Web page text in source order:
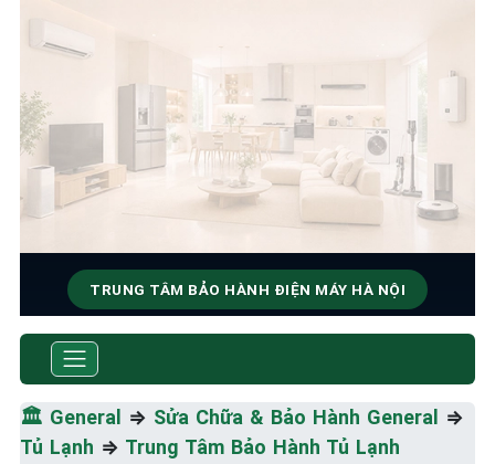
TRUNG TÂM BẢO HÀNH ĐIỆN MÁY HÀ NỘI
SỬA CHỮA & BẢO HÀNH
GENERAL
Tốc Độ Tối Đa • Chất Lượng Tối Ưu • Chi Phí Tối
Thiểu
🏛️ General ⇒ Sửa Chữa & Bảo Hành General
⇒
Tủ Lạnh ⇒ Trung Tâm Bảo Hành Tủ Lạnh